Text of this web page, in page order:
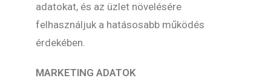
adatokat, és az üzlet növelésére
felhasználjuk a hatásosabb működés
érdekében.
MARKETING ADATOK